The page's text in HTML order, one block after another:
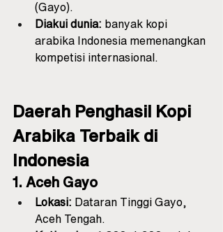
(Gayo).
Diakui dunia: banyak kopi
arabika Indonesia memenangkan
kompetisi internasional.
Daerah Penghasil Kopi
Arabika Terbaik di
Indonesia
1. Aceh Gayo
Lokasi: Dataran Tinggi Gayo,
Aceh Tengah.